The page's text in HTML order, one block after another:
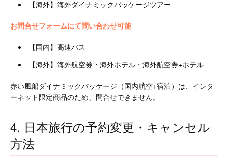
【海外】海外ダイナミックパッケージツアー
お問合せフォームにて問い合わせ可能
【国内】高速バス
【海外】海外航空券・海外ホテル・海外航空券+ホテル
赤い風船ダイナミックパッケージ（国内航空+宿泊）は、インタ
ーネット限定商品のため、問合せできません。
4. 日本旅行の予約変更・キャンセル
方法